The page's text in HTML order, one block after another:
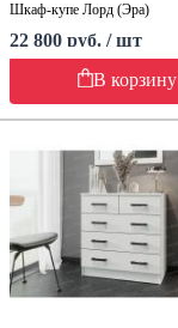
Шкаф-купе Лорд (Эра)
22 800 руб. / шт
В корзину